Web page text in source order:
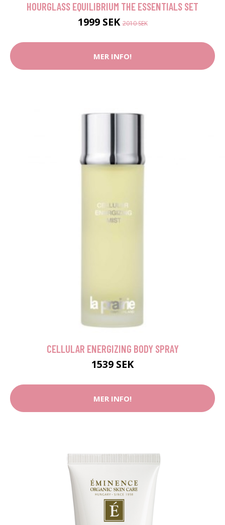
HOURGLASS EQUILIBRIUM THE ESSENTIALS SET
1999 SEK2010 SEK
MER INFO!
CELLULAR ENERGIZING BODY SPRAY
1539 SEK
MER INFO!